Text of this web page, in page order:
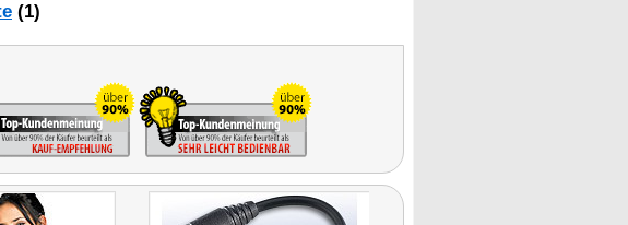
(1)